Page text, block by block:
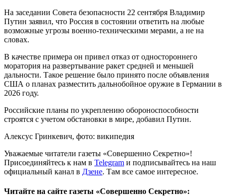
На заседании Совета безопасности 22 сентября Владимир
Путин заявил, что Россия в состоянии ответить на любые
возможные угрозы военно-техническими мерами, а не на
словах.
В качестве примера он привел отказ от одностороннего
моратория на развертывание ракет средней и меньшей
дальности. Такое решение было принято после объявления
США о планах разместить дальнобойное оружие в Германии в
2026 году.
Российские планы по укреплению обороноспособности
строятся с учетом обстановки в мире, добавил Путин.
Алексус Гринкевич, фото: википедия
Уважаемые читатели газеты «Совершенно Секретно»!
Присоединяйтесь к нам в Telegram и подписывайтесь на наш
официальный канал в Дзене. Там все самое интересное.
Читайте на сайте газеты «Совершенно Секретно»: